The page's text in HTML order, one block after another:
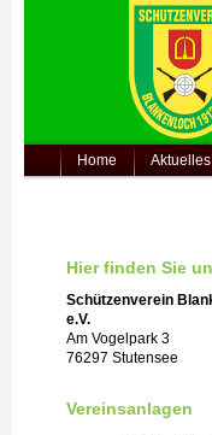
Home Aktuelles
Hier finden Sie
Schützenverein
e.V.
Am Vogelpark 3
76297 Stutensee
Vereinsanlagen